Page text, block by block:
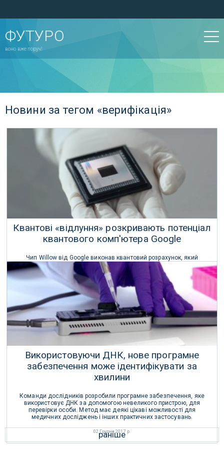
ФУТУРО
воно вже поруч!
Новини за тегом «верифікація»
Квантові «відлуння» розкривають потенціал
квантового комп'ютера Google
Чип Willow від Google виконав квантовий розрахунок, який
потенційно може бути ефективно перевірений, але який майже
неможливо виконати за допомогою класичного комп'ютера.
27 Жовтня 2025 р.
Використовуючи ДНК, нове програмне
забезпечення може ідентифікувати за
хвилини
Команди дослідників розробили програмне забезпечення, яке
використовує ДНК за допомогою невеликого пристрою, для
перевірки особи. Метод має деякі цікаві можливості для
медичних досліджень і інших практичних застосувань.
02 Грудня 2017 р.
раніше